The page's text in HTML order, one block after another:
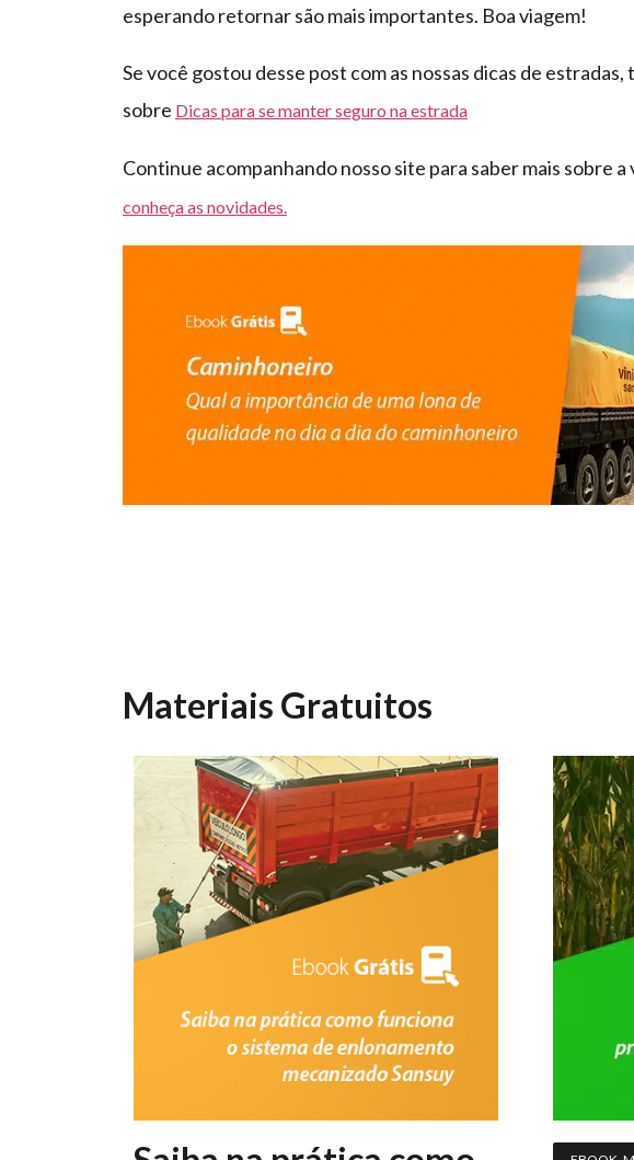
esperando retornar são mais importantes. Boa viagem!
Se você gostou desse post com as nossas dicas de
sobre Dicas para se manter seguro na estrada
Continue acompanhando nosso site para saber mais sobre a
conheça as novidades.
Materiais Gratuitos